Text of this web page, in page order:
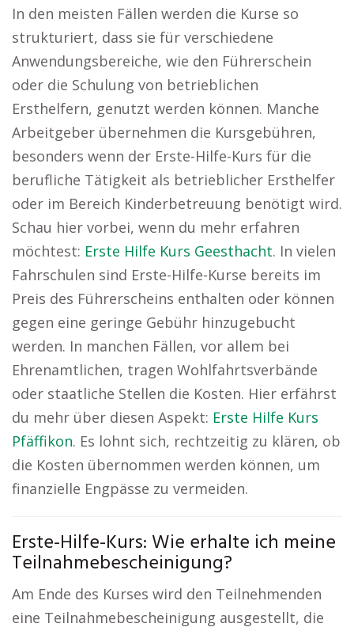
In den meisten Fällen werden die Kurse so
strukturiert, dass sie für verschiedene
Anwendungsbereiche, wie den Führerschein
oder die Schulung von betrieblichen
Ersthelfern, genutzt werden können. Manche
Arbeitgeber übernehmen die Kursgebühren,
besonders wenn der Erste-Hilfe-Kurs für die
berufliche Tätigkeit als betrieblicher Ersthelfer
oder im Bereich Kinderbetreuung benötigt wird.
Schau hier vorbei, wenn du mehr erfahren
möchtest: Erste Hilfe Kurs Geesthacht. In vielen
Fahrschulen sind Erste-Hilfe-Kurse bereits im
Preis des Führerscheins enthalten oder können
gegen eine geringe Gebühr hinzugebucht
werden. In manchen Fällen, vor allem bei
Ehrenamtlichen, tragen Wohlfahrtsverbände
oder staatliche Stellen die Kosten. Hier erfährst
du mehr über diesen Aspekt: Erste Hilfe Kurs
Pfäffikon. Es lohnt sich, rechtzeitig zu klären, ob
die Kosten übernommen werden können, um
finanzielle Engpässe zu vermeiden.
Erste-Hilfe-Kurs: Wie erhalte ich meine
Teilnahmebescheinigung?
Am Ende des Kurses wird den Teilnehmenden
eine Teilnahmebescheinigung ausgestellt, die